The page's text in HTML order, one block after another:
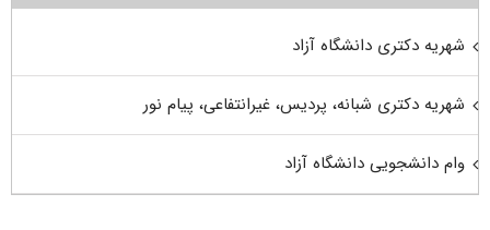
شهریه دکتری دانشگاه آزاد
شهریه دکتری شبانه، پردیس، غیرانتفاعی، پیام نور
وام دانشجویی دانشگاه آزاد